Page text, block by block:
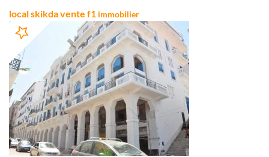
local skikda vente f1 immobilier